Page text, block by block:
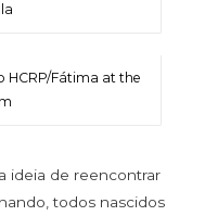
HCRP/Fátima at the
ideia de reencontrar
todos nascidos